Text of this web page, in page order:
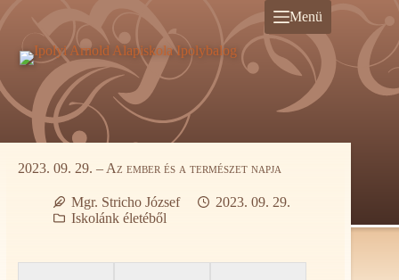
tartalomra
Menü
2023. 09. 29. – Az ember és a természet napja
Mgr. Stricho József
2023. 09. 29.
Iskolánk életéből